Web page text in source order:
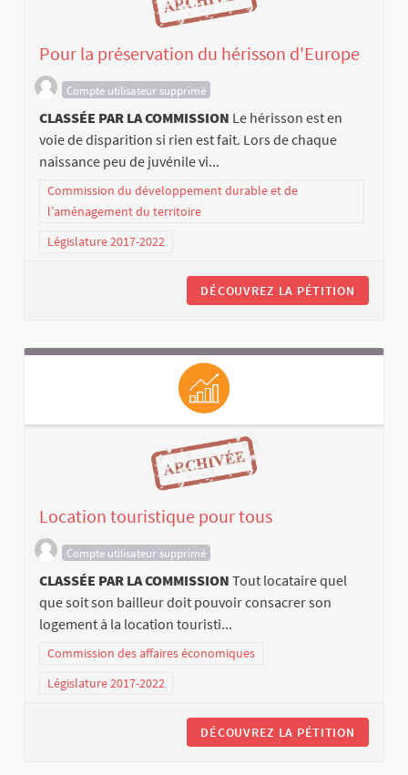
Pour la préservation du hérisson d'Europe
Compte utilisateur supprimé
CLASSÉE PAR LA COMMISSION Le hérisson est en
voie de disparition si rien est fait. Lors de chaque
naissance peu de juvénile vi...
Commission du développement durable et de
l’aménagement du territoire
Législature 2017-2022
DÉCOUVREZ LA PÉTITION
Location touristique pour tous
Compte utilisateur supprimé
CLASSÉE PAR LA COMMISSION Tout locataire quel
que soit son bailleur doit pouvoir consacrer son
logement à la location touristi...
Commission des affaires économiques
Législature 2017-2022
DÉCOUVREZ LA PÉTITION